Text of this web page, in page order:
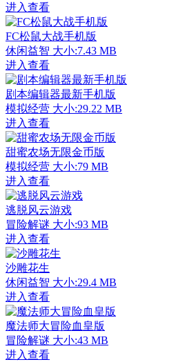
进入查看
FC松鼠大战手机版
休闲益智 大小:7.43 MB
进入查看
剧本编辑器最新手机版
模拟经营 大小:29.22 MB
进入查看
甜蜜农场无限金币版
模拟经营 大小:79 MB
进入查看
逃脱风云游戏
冒险解谜 大小:93 MB
进入查看
沙雕花生
休闲益智 大小:29.4 MB
进入查看
魔法师大冒险血皇版
冒险解谜 大小:43 MB
进入查看